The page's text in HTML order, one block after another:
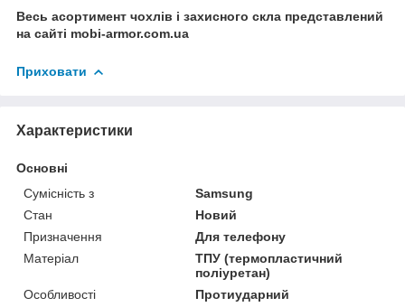
Весь асортимент чохлів і захисного скла представлений
на сайті mobi-armor.com.ua
Приховати
Характеристики
Основні
Сумісність з
Samsung
Стан
Новий
Призначення
Для телефону
Матеріал
ТПУ (термопластичний
поліуретан)
Особливості
Протиударний